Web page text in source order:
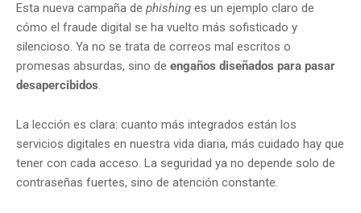
Esta nueva campaña de phishing es un ejemplo claro de
cómo el fraude digital se ha vuelto más sofisticado y
silencioso. Ya no se trata de correos mal escritos o
promesas absurdas, sino de engaños diseñados para pasar
desapercibidos.
La lección es clara: cuanto más integrados están los
servicios digitales en nuestra vida diaria, más cuidado hay que
tener con cada acceso. La seguridad ya no depende solo de
contraseñas fuertes, sino de atención constante.